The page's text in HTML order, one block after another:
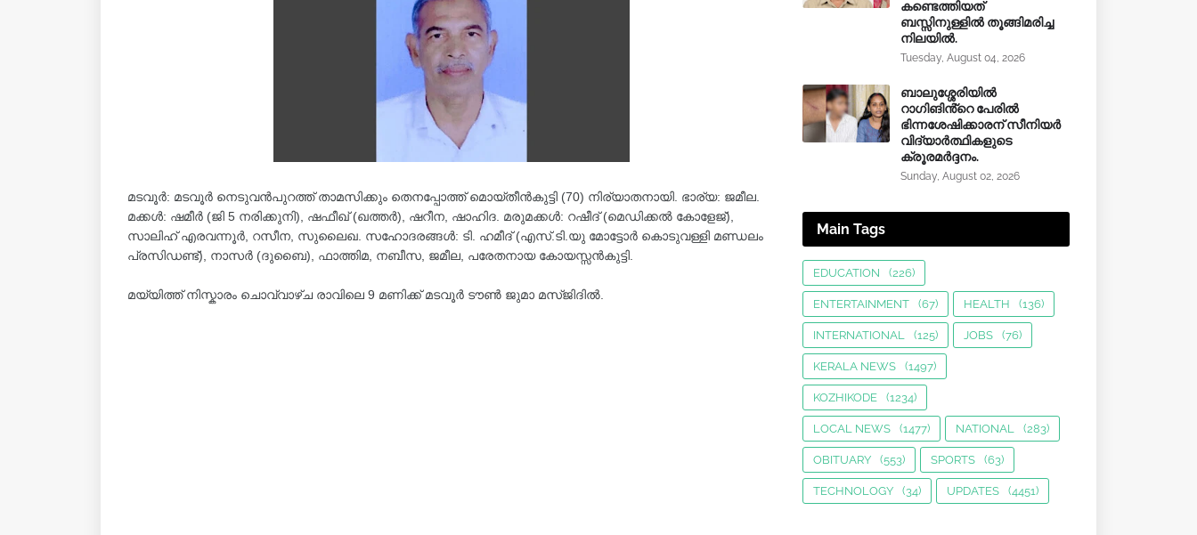
മടവൂർ: മടവൂർ നെടുവൻപുറത്ത് താമസിക്കും തെനപ്പോത്ത് മൊയ്‌തീൻകുട്ടി (70) നിര്യാതനായി. ഭാര്യ: ജമീല.
മക്കൾ: ഷമീർ (ജി 5 നരിക്കുനി), ഷഫീഖ് (ഖത്തർ), ഷറീന, ഷാഹിദ. മരുമക്കൾ: റഷീദ് (മെഡിക്കൽ കോളേജ്),
സാലിഹ് എരവന്നൂർ, റസീന, സുലൈഖ. സഹോദരങ്ങൾ: ടി. ഹമീദ് (എസ്.ടി.യു മോട്ടോർ കൊടുവള്ളി മണ്ഡലം
പ്രസിഡണ്ട്‌), നാസർ (ദുബൈ), ഫാത്തിമ, നബീസ, ജമീല, പരേതനായ കോയസ്സൻകുട്ടി.
മയ്യിത്ത് നിസ്കാരം ചൊവ്വാഴ്ച രാവിലെ 9 മണിക്ക് മടവൂർ ടൗൺ ജുമാ മസ്ജിദിൽ.
കണ്ടെത്തിയത്
ബസ്സിനുള്ളില്‍ തൂങ്ങിമരിച്ച
നിലയിൽ.
Tuesday, August 04, 2026
ബാലുശ്ശേരിയിൽ
റാഗിങിൻ്റെ പേരിൽ
ഭിന്നശേഷിക്കാരന് സീനിയർ
വിദ്യാർത്ഥികളുടെ
ക്രൂരമര്‍ദ്ദനം.
Sunday, August 02, 2026
Main Tags
EDUCATION (226)
ENTERTAINMENT (67) HEALTH (136)
INTERNATIONAL (125) JOBS (76)
KERALA NEWS (1497)
KOZHIKODE (1234)
LOCAL NEWS (1477) NATIONAL (283)
OBITUARY (553) SPORTS (63)
TECHNOLOGY (34) UPDATES (4451)